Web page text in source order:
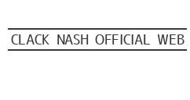
CLACK NASH OFFICIAL WEB